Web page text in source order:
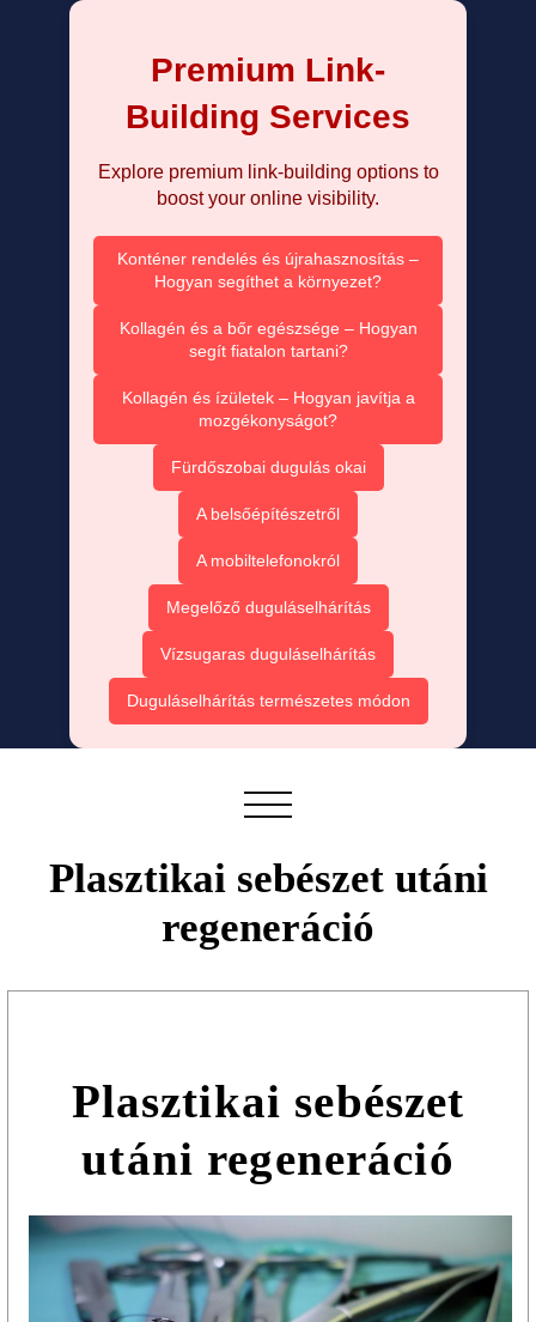
Premium Link-
Building Services
Explore premium link-building options to
boost your online visibility.
Konténer rendelés és újrahasznosítás –
Hogyan segíthet a környezet?
Kollagén és a bőr egészsége – Hogyan
segít fiatalon tartani?
Kollagén és ízületek – Hogyan javítja a
mozgékonyságot?
Fürdőszobai dugulás okai
A belsőépítészetről
A mobiltelefonokról
Megelőző duguláselhárítás
Vízsugaras duguláselhárítás
Duguláselhárítás természetes módon
Plasztikai sebészet utáni
regeneráció
Plasztikai sebészet
utáni regeneráció